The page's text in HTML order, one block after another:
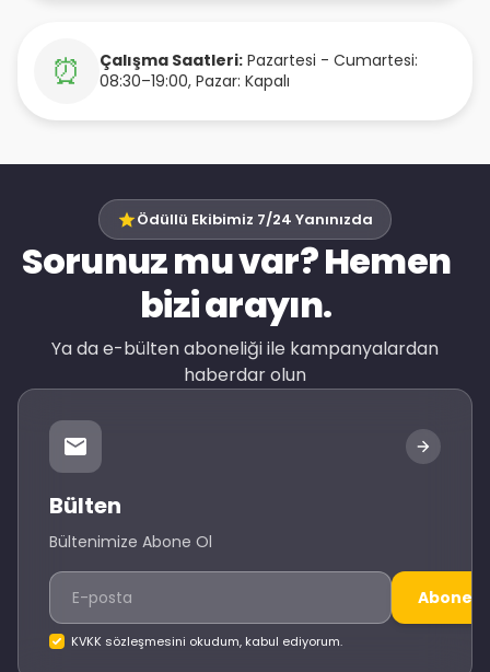
⏰ Çalışma Saatleri: Pazartesi - Cumartesi:
08:30–19:00, Pazar: Kapalı
Ödüllü Ekibimiz 7/24 Yanınızda
Sorunuz mu var? Hemen
bizi arayın.
Ya da e-bülten aboneliği ile kampanyalardan
haberdar olun
Bülten
Bültenimize Abone Ol
Abone
KVKK sözleşmesini okudum, kabul ediyorum.